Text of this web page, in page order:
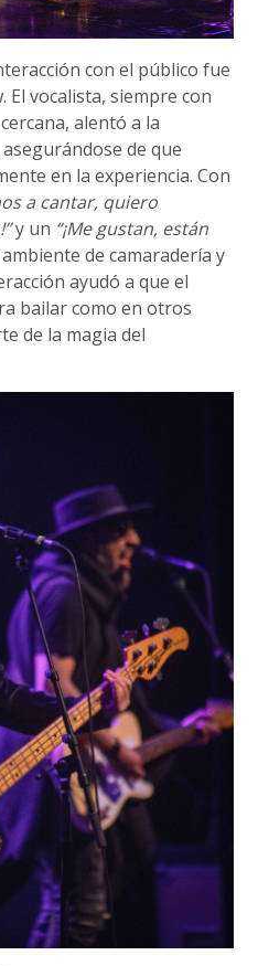
con el público fue
El vocalista, siempre con
alentó a la
de que
en la experiencia. Con
a cantar, quiero
y un “¡Me gustan, están
de camaradería y
ayudó a que el
bailar como en otros
de la magia del